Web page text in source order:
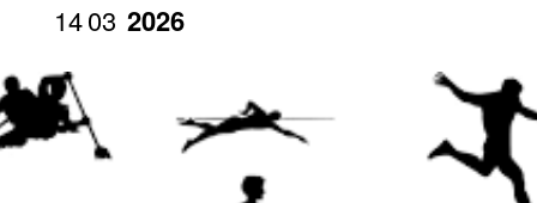
1403 2026